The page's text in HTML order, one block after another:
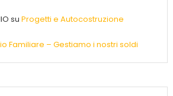
su Progetti e Autocostruzione
Familiare – Gestiamo i nostri soldi